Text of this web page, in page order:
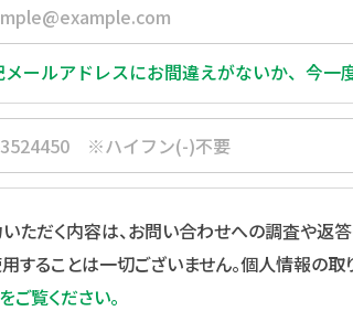
ールアドレスにお間違えがないか、今一
ただく内容は、お問い合わせへの調査や返
することは一切ございません。個人情報の取
ご覧ください。